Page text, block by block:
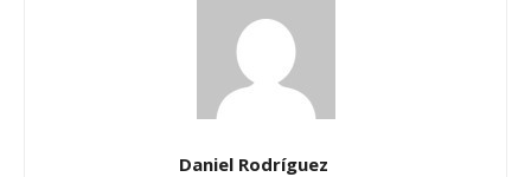
Daniel Rodríguez